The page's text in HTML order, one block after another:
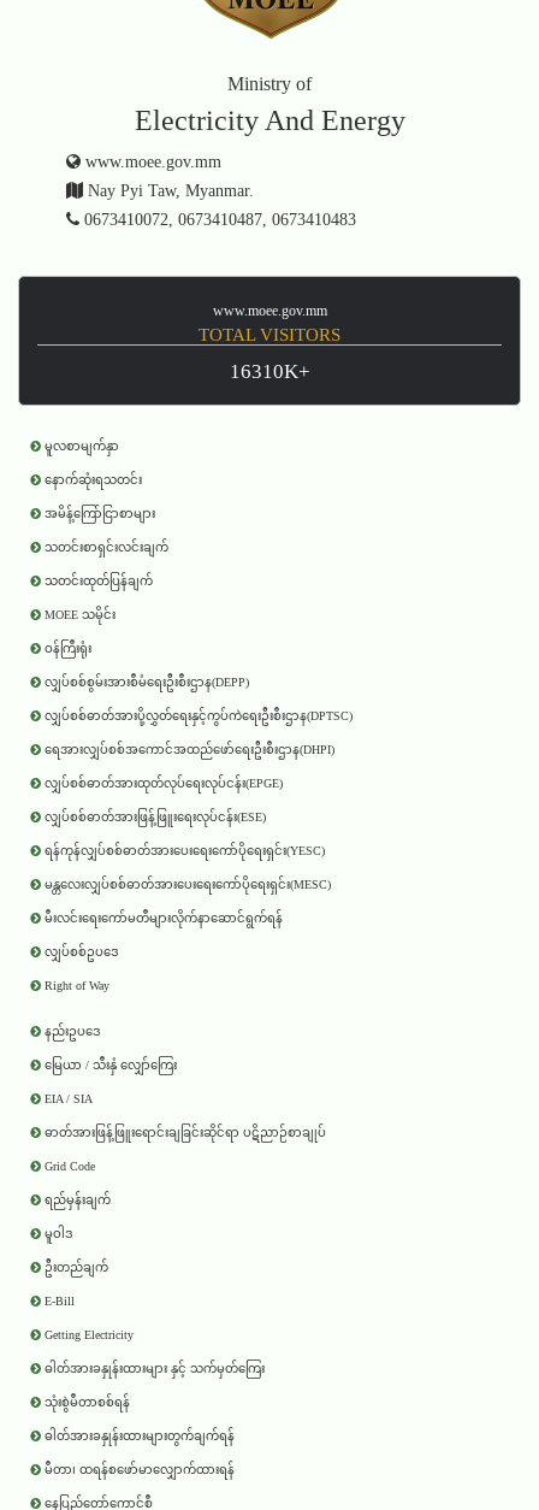
Ministry of
Electricity And Energy
www.moee.gov.mm
Nay Pyi Taw, Myanmar.
0673410072, 0673410487, 0673410483
www.moee.gov.mm
TOTAL VISITORS
16310K+
မူလစာမျက်နှာ
နောက်ဆုံးရသတင်း
အမိန့်ကြော်ငြာစာများ
သတင်းစာရှင်းလင်းချက်
သတင်းထုတ်ပြန်ချက်
MOEE သမိုင်း
ဝန်ကြီးရုံး
လျှပ်စစ်စွမ်းအားစီမံရေးဦးစီးဌာန(DEPP)
လျှပ်စစ်ဓာတ်အားပို့လွှတ်ရေးနှင့်ကွပ်ကဲရေးဦးစီးဌာန(DPTSC)
ရေအားလျှပ်စစ်အကောင်အထည်ဖော်ရေးဦးစီးဌာန(DHPI)
လျှပ်စစ်ဓာတ်အားထုတ်လုပ်ရေးလုပ်ငန်း(EPGE)
လျှပ်စစ်ဓာတ်အားဖြန့်ဖြူးရေးလုပ်ငန်း(ESE)
ရန်ကုန်လျှပ်စစ်ဓာတ်အားပေးရေးကော်ပိုရေးရှင်း(YESC)
မန္တလေးလျှပ်စစ်ဓာတ်အားပေးရေးကော်ပိုရေးရှင်း(MESC)
မီးလင်းရေးကော်မတီများလိုက်နာဆောင်ရွက်ရန်
လျှပ်စစ်ဥပဒေ
Right of Way
နည်းဥပဒေ
မြေယာ / သီးနှံ လျှော်ကြေး
EIA / SIA
ဓာတ်အားဖြန့်ဖြူးရောင်းချခြင်းဆိုင်ရာ ပဋိညာဉ်စာချုပ်
Grid Code
ရည်မှန်းချက်
မူဝါဒ
ဦးတည်ချက်
E-Bill
Getting Electricity
ဓါတ်အားခနှုန်းထားများ နှင့် သက်မှတ်ကြေး
သုံးစွဲမီတာစစ်ရန်
ဓါတ်အားခနှုန်းထားများတွက်ချက်ရန်
မီတာ၊ ထရန်စဖော်မာလျှောက်ထားရန်
နေပြည်တော်ကောင်စီ